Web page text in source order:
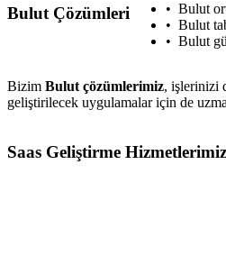
Bulut Çözümleri
Bulut
Bulut
Bulut
Bizim Bulut çözümlerimiz, işlerinizi
geliştirilecek uygulamalar için de
Saas Geliştirme Hizmetlerimiz